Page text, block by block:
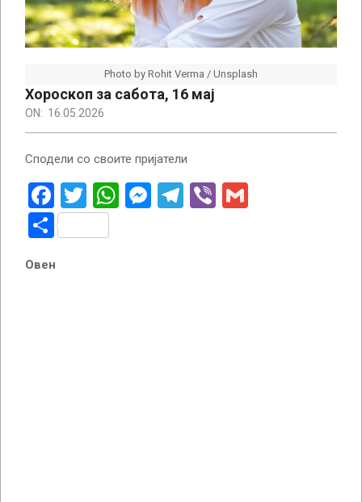
Photo by Rohit Verma / Unsplash
Хороскоп за сабота, 16 мај
ON: 16.05.2026
Сподели со своите пријатели
Facebook
Twitter
WhatsApp
Messenger
Telegram
Viber
Share
Овен